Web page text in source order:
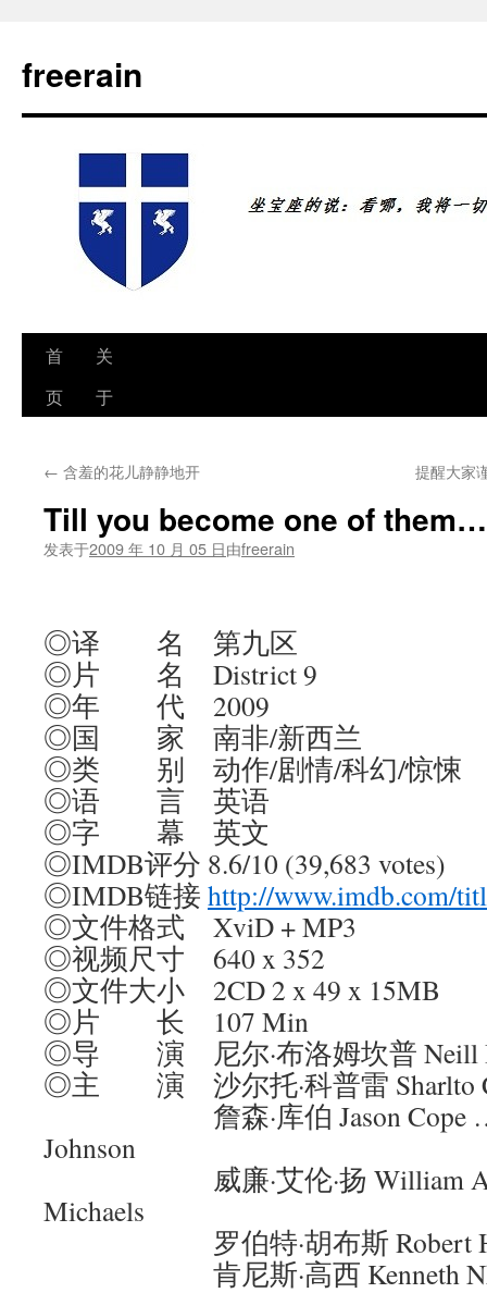
freerain
跳
至
文
首
页
关
于
← 含羞的花儿静静地开 提醒大家
Till you become one of them…
发表于2009 年 10 月 05 日由freerain
◎译 名 第九区
◎片 名 District 9
◎年 代 2009
◎国 家 南非/新西兰
◎类 别 动作/剧情/科幻/惊悚
◎语 言 英语
◎字 幕 英文
◎IMDB评分 8.6/10 (39,683 votes)
◎IMDB链接 http://www.imdb.com/
◎文件格式 XviD + MP3
◎视频尺寸 640 x 352
◎文件大小 2CD 2 x 49 x 15MB
◎片 长 107 Min
◎导 演 尼尔·布洛姆坎普 Neill
◎主 演 沙尔托·科普雷 Sharlto
詹森·库伯 Jason Cope
Johnson
威廉·艾伦·扬 William
Michaels
罗伯特·胡布斯 Robert
肯尼斯·高西 Kenneth